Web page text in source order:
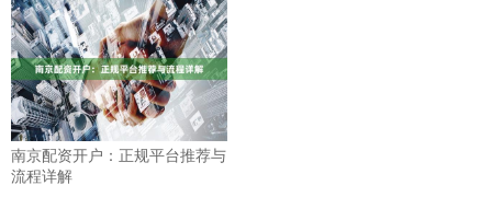
南京配资开户：正规平台推荐与
流程详解